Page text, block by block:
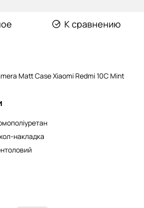
К сравнению
Matt Case Xiaomi Redmi 10C Mint
накладка